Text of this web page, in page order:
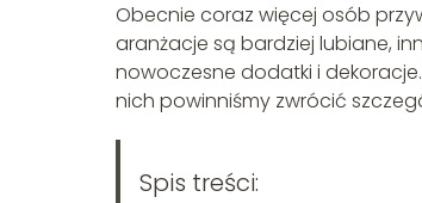
Obecnie coraz więcej osób
aranżacje są bardziej lubiane,
nowoczesne dodatki i
nich powinniśmy zwrócić
Spis treści: